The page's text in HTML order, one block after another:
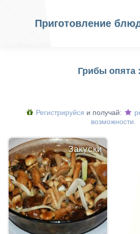
Приготовление
Грибы опята
Регистрируйся и получай:
возможности.
Закуски